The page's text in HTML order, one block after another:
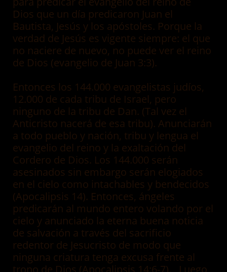
Dios que un día predicaron Juan el
Bautista, Jesús y los apóstoles. Porque la
verdad de Jesús es vigente siempre: el que
no naciere de nuevo, no puede ver el reino
de Dios (evangelio de Juan 3:3).
Entonces los 144.000 evangelistas judíos,
12.000 de cada tribu de Israel, pero
ninguno de la tribu de Dan. (Tal vez el
Anticristo nacerá de esa tribu). Anunciarán
a todo pueblo y nación, tribu y lengua el
evangelio del reino y la exaltación del
Cordero de Dios. Los 144.000 serán
asesinados sin embargo serán elogiados
en el cielo como intachables y bendecidos
(Apocalipsis 14). Entonces, ángeles
predicarán al mundo entero volando por el
cielo y anunciado la eterna buena noticia
de salvación a través del sacrificio
redentor de Jesucristo de modo que
ninguna criatura tenga excusa frente al
trono de Dios (Apocalipsis 14:6-7). Luego